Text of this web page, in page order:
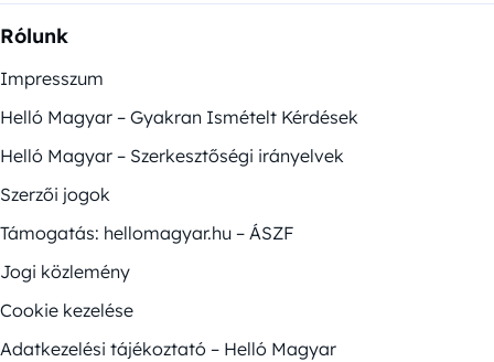
Rólunk
Impresszum
Helló Magyar – Gyakran Ismételt Kérdések
Helló Magyar – Szerkesztőségi irányelvek
Szerzői jogok
Támogatás: hellomagyar.hu – ÁSZF
Jogi közlemény
Cookie kezelése
Adatkezelési tájékoztató – Helló Magyar